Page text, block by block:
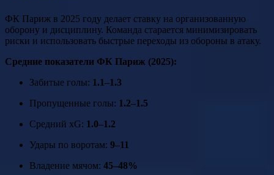
ФК Париж в 2025 году делает ставку на организованную
оборону и дисциплину. Команда старается минимизировать
риски и использовать быстрые переходы из обороны в атаку.
Средние показатели ФК Париж (2025):
Забитые голы: 1.1–1.3
Пропущенные голы: 1.2–1.5
Средний xG: 1.0–1.2
Удары по воротам: 9–11
Владение мячом: 45–48%